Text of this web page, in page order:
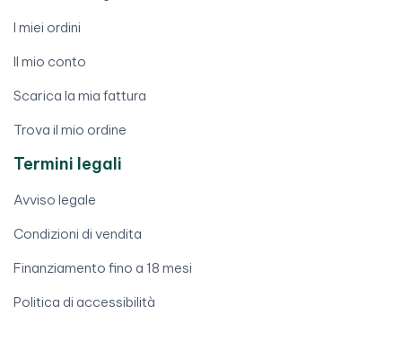
I miei ordini
Il mio conto
Scarica la mia fattura
Trova il mio ordine
Termini legali
Avviso legale
Condizioni di vendita
Finanziamento fino a 18 mesi
Politica di accessibilità